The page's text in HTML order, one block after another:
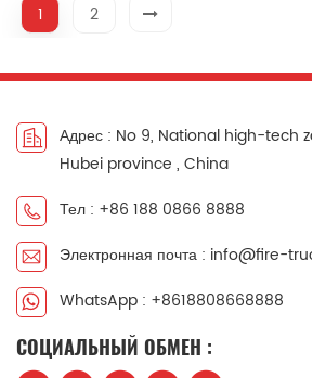
1 2
Адрес : No 9, National high-tech
Hubei province , China
Тел : +86 188 0866 8888
Электронная почта : info@fire-
WhatsApp : +8618808668888
СОЦИАЛЬНЫЙ ОБМЕН :